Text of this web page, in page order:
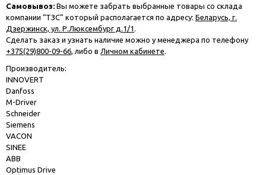
Самовывоз: Вы можете забрать выбранные товары со склада
компании “ТЗС” который располагается по адресу: Беларусь, г.
Дзержинск, ул. Р.Люксембург д.1/1 .
Сделать заказ и узнать наличие можно у менеджера по телефону
+375(29)800-09-66, либо в Личном кабинете.
Производитель:
INNOVERT
Danfoss
M-Driver
Schneider
Siemens
VACON
SINEE
ABB
Optimus Drive